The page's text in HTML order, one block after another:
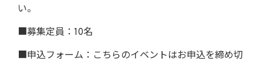
い。
■募集定員：10名
■申込フォーム： こちらのイベントはお申込を締め切